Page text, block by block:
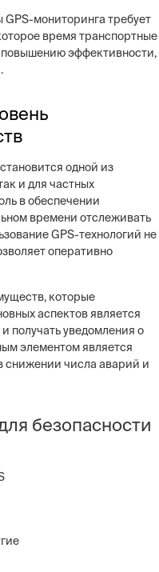
мониторинга требует
время транспортные
повышению эффективности,
одной из
и для частных
в обеспечении
времени отслеживать
GPS-технологий не
оперативно
которые
аспектов является
получать уведомления о
элементом является
снижении числа аварий и
безопасности